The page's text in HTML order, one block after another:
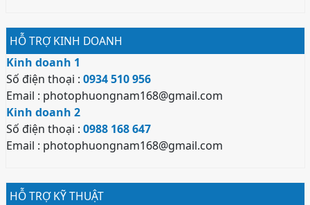
HỖ TRỢ KINH DOANH
Kinh doanh 1
Số điện thoại : 0934 510 956
Email : photophuongnam168@gmail.com
Kinh doanh 2
Số điện thoại : 0988 168 647
Email : photophuongnam168@gmail.com
HỖ TRỢ KỸ THUẬT